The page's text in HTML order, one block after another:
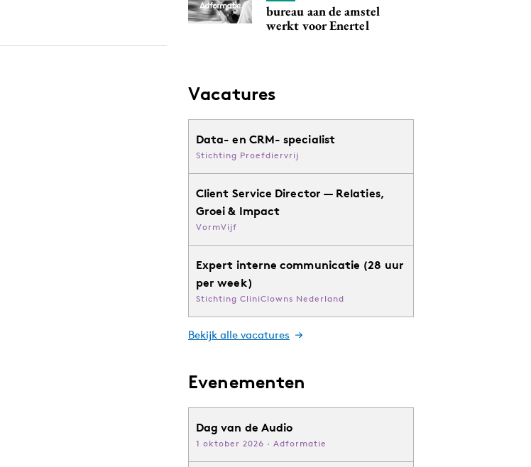
bureau aan de amstel
werkt voor Enertel
Vacatures
Data- en CRM- specialist
Stichting Proefdiervrij
Client Service Director — Relaties,
Groei & Impact
VormVijf
Expert interne communicatie (28 uur
per week)
Stichting CliniClowns Nederland
Bekijk alle vacatures
Evenementen
Dag van de Audio
1 oktober 2026 · Adformatie